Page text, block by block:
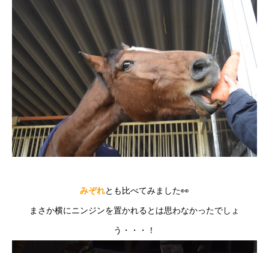
みぞれとも比べてみました👀
まさか横にニンジンを置かれるとは思わなかったでしょ
う・・・！